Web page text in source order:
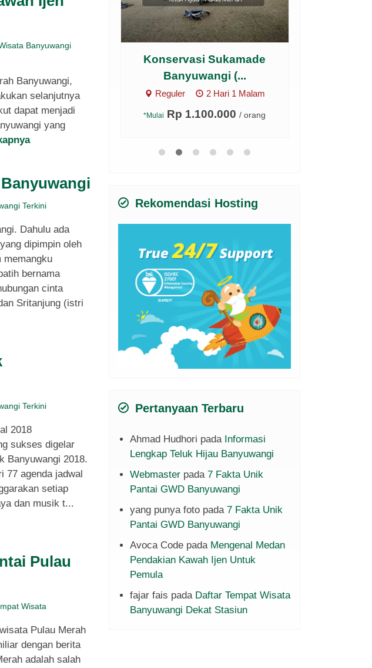
Banyuwangi
Banyuwangi,
selanjutnya
dapat menjadi
yang
Terkini
Dahulu ada
dipimpin oleh
memangku
bernama
cinta
Sritanjung (istri
Terkini
2018
sukses digelar
Banyuwangi 2018.
77 agenda jadwal
setiap
dan musik t...
Pulau
Wisata
Pulau Merah
dengan berita
adalah salah
Banyuwangi (...
2 Hari 1 Malam
Rp 1.100.000
Rafting Banyuwangi (1H)
Arung Jeram
*Mulai Rp 175.000 / orang
Rekomendasi Hosting
Pertanyaan Terbaru
Ahmad Hudhori pada Informasi
Lengkap Teluk Hijau Banyuwangi
Webmasterpada 7 Fakta Unik
Pantai GWD Banyuwangi
yang punya fotopada 7 Fakta Unik
Pantai GWD Banyuwangi
Avoca Codepada Mengenal Medan
Pendakian Kawah Ijen Untuk
Pemula
fajar fais pada Daftar Tempat Wisata
Banyuwangi Dekat Stasiun